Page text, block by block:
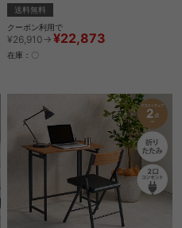
送料無料
クーポン利用で
¥26,910→ ¥22,873
在庫：〇